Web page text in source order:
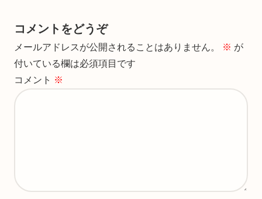
コメントをどうぞ
メールアドレスが公開されることはありません。 ※ が
付いている欄は必須項目です
コメント ※